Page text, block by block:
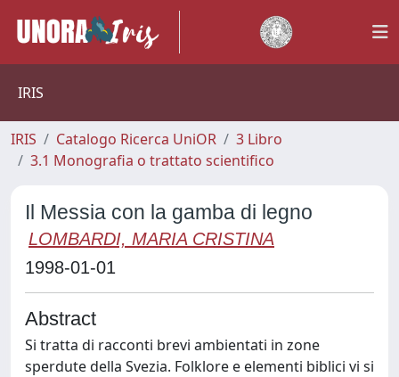
IRIS
IRIS Catalogo Ricerca UniOR
3 Libro
3.1 Monografia o trattato scientifico
Il Messia con la gamba di legno
LOMBARDI, MARIA CRISTINA
1998-01-01
Abstract
Si tratta di racconti brevi ambientati in zone
sperdute della Svezia. Folklore e elementi biblici vi si